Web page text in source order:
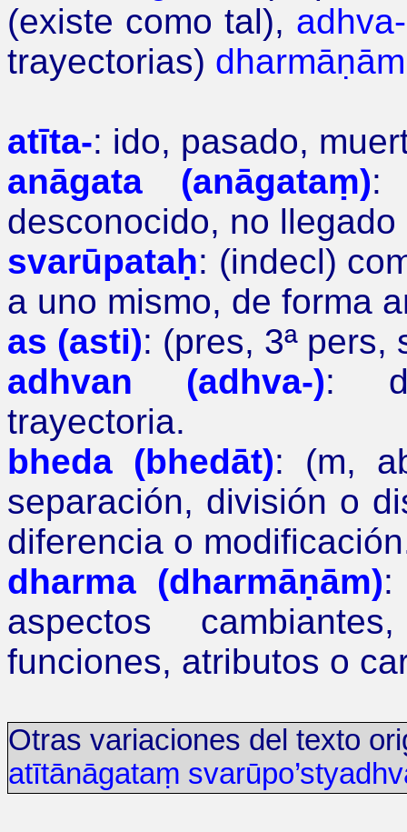
(existe como tal),
trayectorias) dharmāṇām
atīta-: ido, pasado,
anāgata (anāgataṃ):
desconocido, no
svarūpataḥ: (indecl)
a uno mismo, de forma
as (asti): (pres, 3ªpers,
adhvan (adhva-):
trayectoria.
bheda (bhedāt): (m,
separación, división o
diferencia o
dharma (dharmāṇām):
aspectos
funciones, atributos o
Otras variaciones del texto
atītānāgataṃ